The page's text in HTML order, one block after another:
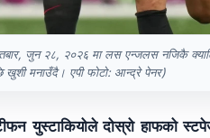
जुन २८, २०२६ मा लस एन्जलस नजिकै
खुशी मनाउँदै। एपी फोटो: आन्द्रे पेनर)
युस्टाकियोले दोस्रो हाफको